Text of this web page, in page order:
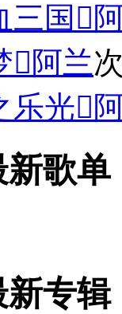
三国 
阿兰
乐光
新歌单
新专辑